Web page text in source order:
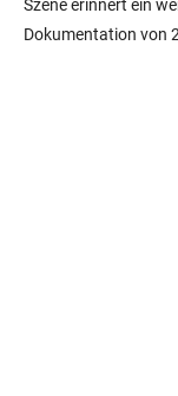
Szene erinnert ein
Dokumentation von